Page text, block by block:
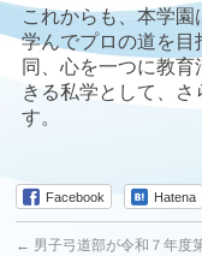
これからも、本学
学んでプロの道を目
同、心を一つに教
きる私学として、さ
す。
Facebook Hatena
← 男子弓道部が令和７年度